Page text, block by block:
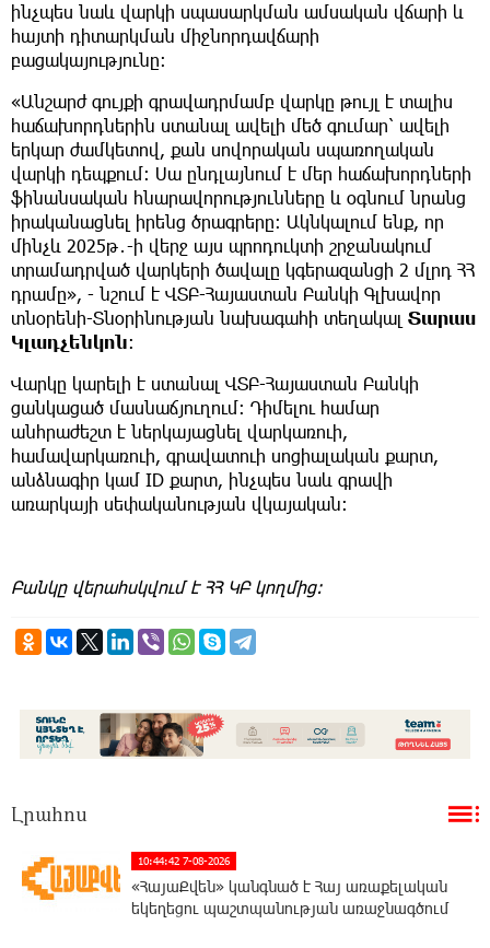
ինչպես նաև վարկի սպասարկման ամսական վճարի և
հայտի դիտարկման միջնորդավճարի
բացակայությունը:
«Անշարժ գույքի գրավադրմամբ վարկը թույլ է տալիս
հաճախորդներին ստանալ ավելի մեծ գումար՝ ավելի
երկար ժամկետով, քան սովորական սպառողական
վարկի դեպքում։ Սա ընդլայնում է մեր հաճախորդների
ֆինանսական հնարավորությունները և օգնում նրանց
իրականացնել իրենց ծրագրերը։ Ակնկալում ենք, որ
մինչև 2025թ․-ի վերջ այս պրոդուկտի շրջանակում
տրամադրված վարկերի ծավալը կգերազանցի 2 մլրդ ՀՀ
դրամը», - նշում է ՎՏԲ-Հայաստան Բանկի Գլխավոր
տնօրենի-Տնօրինության նախագահի տեղակալ Տարաս
Կլադչենկոն։​
Վարկը կարելի է ստանալ ՎՏԲ-Հայաստան Բանկի
ցանկացած մասնաճյուղում: Դիմելու համար
անհրաժեշտ է ներկայացնել վարկառուի,
համավարկառուի, գրավատուի սոցիալական քարտ,
անձնագիր կամ ID քարտ, ինչպես նաև գրավի
առարկայի սեփականության վկայական:
Բանկը վերահսկվում է ՀՀ ԿԲ կողմից:
Լրահոս
10:44:42 7-08-2026
«ՀայաՔվեն» կանգնած է Հայ առաքելական
եկեղեցու պաշտպանության առաջնագծում